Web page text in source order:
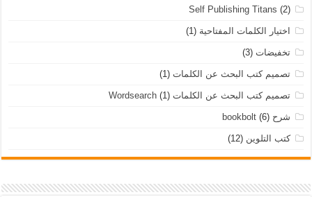
Self Publishing Titans (2)
اختيار الكلمات المفتاحية (1)
تخفيضات (3)
تصميم كتب البحث عن الكلمات (1)
تصميم كتب البحث عن الكلمات Wordsearch(1)
شرح bookbolt(6)
كتب التلوين (12)